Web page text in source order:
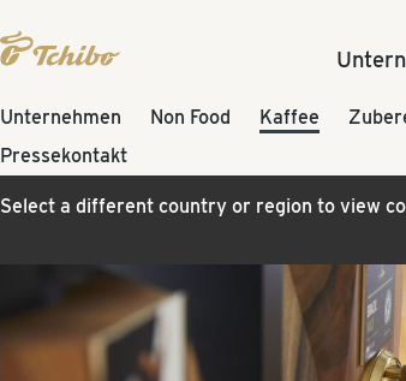
Unternehmen Non Food Kaffee
Pressekontakt
Select a different country or region to view